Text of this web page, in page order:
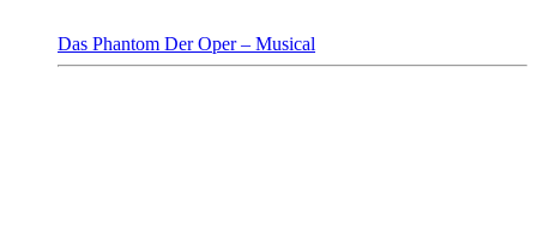
Das Phantom Der Oper – Musical